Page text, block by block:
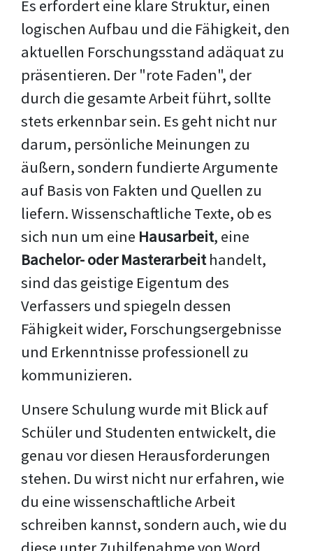
Es erfordert eine klare Struktur, einen
logischen Aufbau und die Fähigkeit, den
aktuellen Forschungsstand adäquat zu
präsentieren. Der "rote Faden", der
durch die gesamte Arbeit führt, sollte
stets erkennbar sein. Es geht nicht nur
darum, persönliche Meinungen zu
äußern, sondern fundierte Argumente
auf Basis von Fakten und Quellen zu
liefern. Wissenschaftliche Texte, ob es
sich nun um eine Hausarbeit, eine
Bachelor- oder Masterarbeithandelt,
sind das geistige Eigentum des
Verfassers und spiegeln dessen
Fähigkeit wider, Forschungsergebnisse
und Erkenntnisse professionell zu
kommunizieren.
Unsere Schulung wurde mit Blick auf
Schüler und Studenten entwickelt, die
genau vor diesen Herausforderungen
stehen. Du wirst nicht nur erfahren, wie
du eine wissenschaftliche Arbeit
schreiben kannst, sondern auch, wie du